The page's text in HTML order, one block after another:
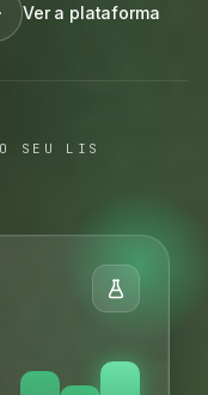
Ver a plataforma
SEU LIS